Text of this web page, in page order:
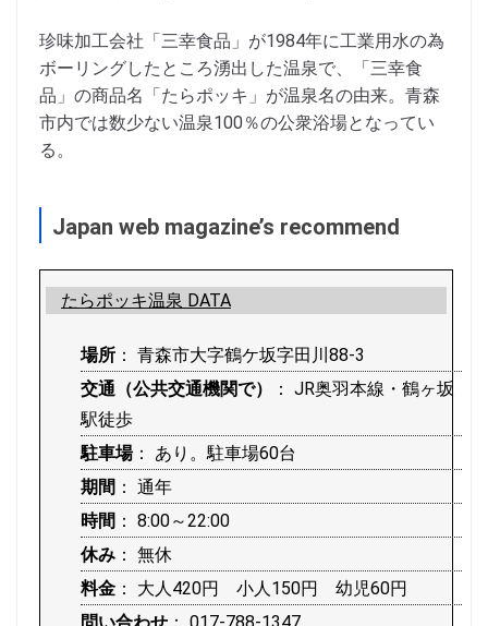
珍味加工会社「三幸食品」が1984年に工業用水の為
ボーリングしたところ湧出した温泉で、「三幸食
品」の商品名「たらポッキ」が温泉名の由来。青森
市内では数少ない温泉100％の公衆浴場となってい
る。
Japan web magazine’s recommend
たらポッキ温泉 DATA
場所 ： 青森市大字鶴ケ坂字田川88-3
交通（公共交通機関で）
： JR奥羽本線・鶴ヶ坂
駅徒歩
駐車場： あり。駐車場60台
期間 ： 通年
時間 ： 8:00～22:00
休み ： 無休
料金 ： 大人420円 小人150円 幼児60円